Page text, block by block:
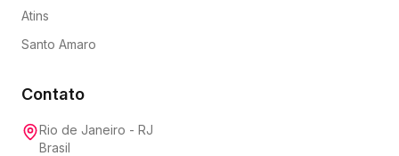
Atins
Santo Amaro
Contato
Rio de Janeiro - RJ
Brasil